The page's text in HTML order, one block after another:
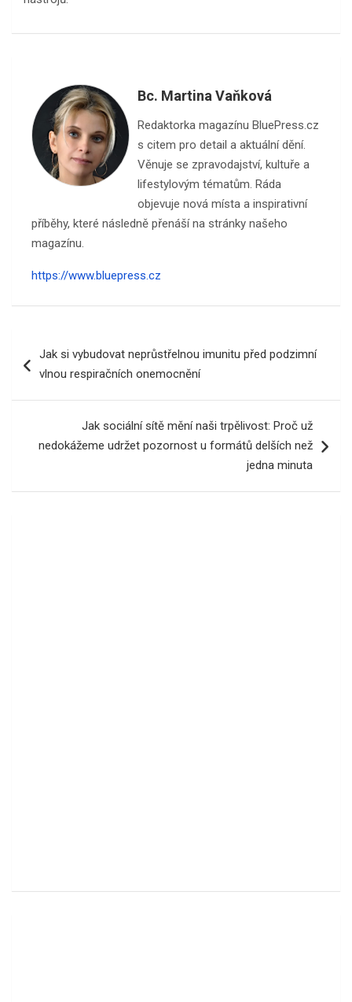
Bc. Martina Vaňková
Redaktorka magazínu BluePress.cz
s citem pro detail a aktuální dění.
Věnuje se zpravodajství, kultuře a
lifestylovým tématům. Ráda
objevuje nová místa a inspirativní
příběhy, které následně přenáší na stránky našeho
magazínu.
https://www.bluepress.cz
proJak si vybudovat neprůstřelnou imunitu před podzimní
vlnou respiračních onemocnění
Jak sociální sítě mění naši trpělivost: Proč už
nedokážeme udržet pozornost u formátů delších než
jedna minuta